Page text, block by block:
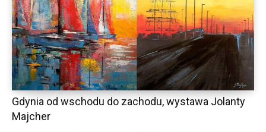
Gdynia od wschodu do zachodu, wystawa Jolanty
Majcher